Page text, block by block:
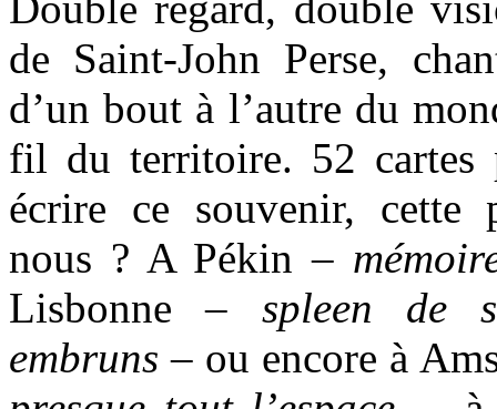
de Saint-John Perse,
d’un bout à l’autre du
fil du territoire. 52 cartes
écrire ce souvenir, cette
nous ? A Pékin –
Lisbonne – spleen de
embruns – ou encore à